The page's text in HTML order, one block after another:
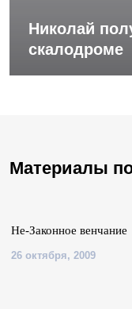
Николай
скалодроме
Материалы
Не-Законное венчание
26 октября, 2009